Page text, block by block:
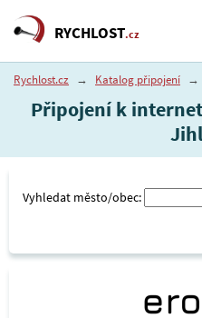
RYCHLOST.cz
Rychlost.cz → Katalog připojení →
Připojení k
Vyhledat město/obec: